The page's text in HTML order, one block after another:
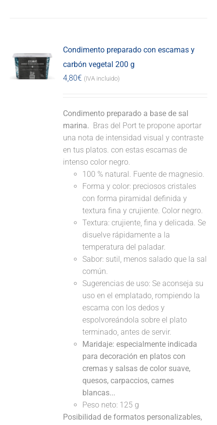
Condimento preparado con escamas y
carbón vegetal 200 g
4,80€ (IVA incluido)
Condimento preparado a base de sal
marina. Bras del Port te propone aportar
una nota de intensidad visual y contraste
en tus platos. con estas escamas de
intenso color negro.
100 % natural. Fuente de magnesio.
Forma y color: preciosos cristales
con forma piramidal definida y
textura fina y crujiente. Color negro.
Textura: crujiente, fina y delicada. Se
disuelve rápidamente a la
temperatura del paladar.
Sabor: sutil, menos salado que la sal
común.
Sugerencias de uso: Se aconseja su
uso en el emplatado, rompiendo la
escama con los dedos y
espolvoreándola sobre el plato
terminado, antes de servir.
Maridaje: especialmente indicada
para decoración en platos con
cremas y salsas de color suave,
quesos, carpaccios, carnes
blancas...
Peso neto: 125 g
Posibilidad de formatos personalizables,